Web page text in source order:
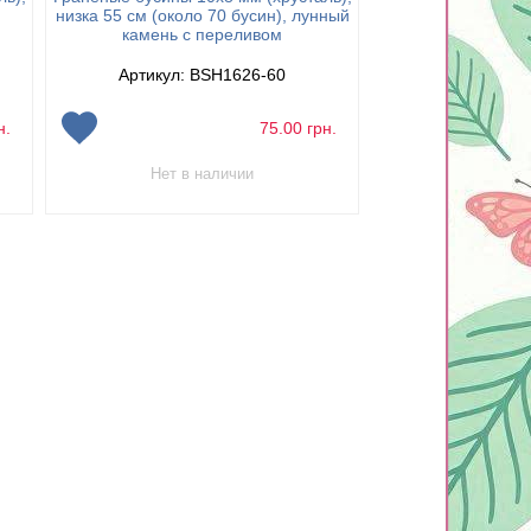
низка 55 см (около 70 бусин), лунный
камень с переливом
Артикул: BSH1626-60
75.00 грн.
Нет в наличии
низка 55 см
Артикул: